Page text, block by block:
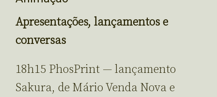
Apresentações, lançamentos e
conversas
18h15 PhosPrint — lançamento
Sakura, de Mário Venda Nova e